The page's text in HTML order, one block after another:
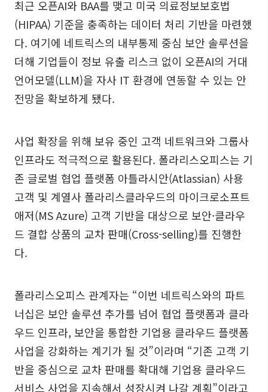
최근 오픈AI와 BAA를 맺고 미국 의료정보보호법
(HIPAA) 기준을 충족하는 데이터 처리 기반을 마련했
다. 여기에 네트릭스의 내부통제 중심 보안 솔루션을
더해 기업들이 정보 유출 리스크 없이 오픈AI의 거대
언어모델(LLM)을 자사 IT 환경에 연동할 수 있는 안
전망을 확보하게 됐다.
사업 확장을 위해 보유 중인 고객 네트워크와 그룹사
인프라도 적극적으로 활용된다. 폴라리스오피스는 기
존 글로벌 협업 플랫폼 아틀라시안(Atlassian) 사용
고객 및 계열사 폴라리스클라우드의 마이크로소프트
애저(MS Azure) 고객 기반을 대상으로 보안·클라우
드 결합 상품의 교차 판매(Cross-selling)를 진행한
다.
폴라리스오피스 관계자는 “이번 네트릭스와의 파트
너십은 보안 솔루션 추가를 넘어 협업 플랫폼과 클라
우드 인프라, 보안을 통합한 기업용 클라우드 플랫폼
사업을 강화하는 계기가 될 것”이라며 “기존 고객 기
반을 중심으로 교차 판매를 확대해 기업용 클라우드
서비스 사업을 지속해서 성장시켜 나갈 계획”이라고